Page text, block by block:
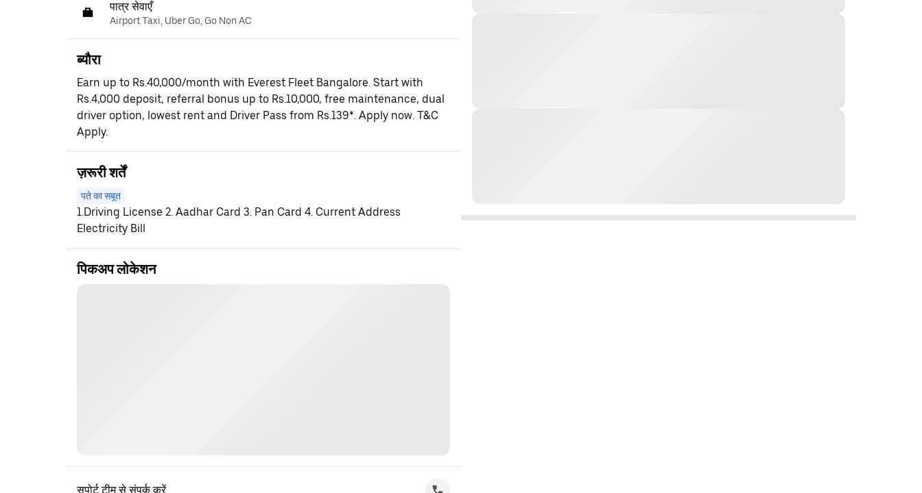
पात्र सेवाएँ
Airport Taxi, Uber Go, Go Non AC
ब्यौरा
Earn up to Rs.40,000/month with Everest Fleet Bangalore. Start with
Rs.4,000 deposit, referral bonus up to Rs.10,000, free maintenance, dual
driver option, lowest rent and Driver Pass from Rs.139*. Apply now. T&C
Apply.
ज़रूरी शर्तें
पते का सबूत
1.Driving License 2. Aadhar Card 3. Pan Card 4. Current Address
Electricity Bill
पिकअप लोकेशन
सपोर्ट टीम से संपर्क करें